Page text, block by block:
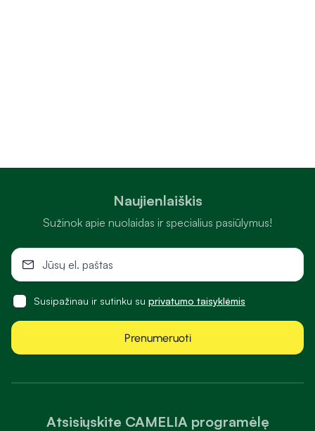
Atsisiųskite CAMELIA programėlę
Naujienlaiškis
Sužinok apie nuolaidas ir specialius pasiūlymus!
Susipažinau ir sutinku su privatumo taisyklėmis
Prenumeruoti